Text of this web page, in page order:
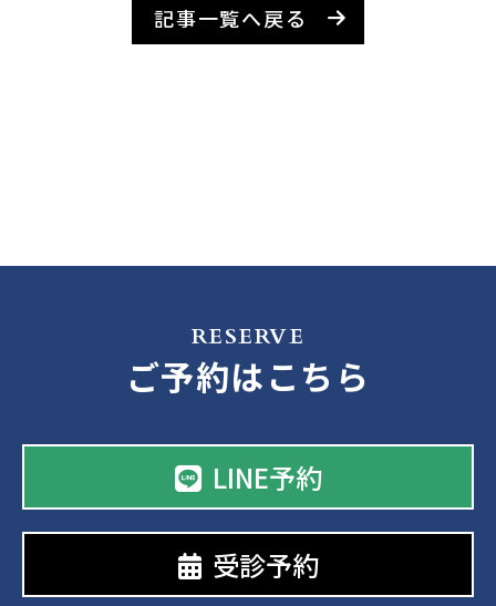
記事一覧へ戻る
RESERVE
ご予約はこちら
LINE予約
受診予約